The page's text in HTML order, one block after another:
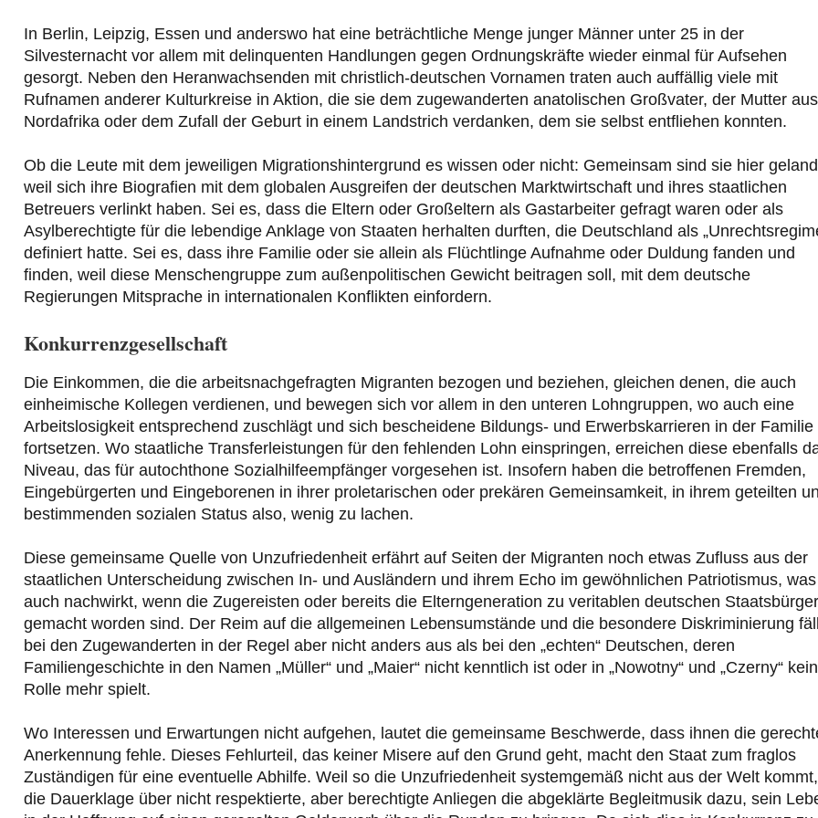
In Berlin, Leipzig, Essen und anderswo hat eine beträchtliche Menge junger Männer unter 25 in der
Silvesternacht vor allem mit delinquenten Handlungen gegen Ordnungskräfte wieder einmal für Aufsehen
gesorgt. Neben den Heranwachsenden mit christlich-deutschen Vornamen traten auch auffällig viele mit
Rufnamen anderer Kulturkreise in Aktion, die sie dem zugewanderten anatolischen Großvater, der Mutter aus
Nordafrika oder dem Zufall der Geburt in einem Landstrich verdanken, dem sie selbst entfliehen konnten.
Ob die Leute mit dem jeweiligen Migrationshintergrund es wissen oder nicht: Gemeinsam sind sie hier
weil sich ihre Biografien mit dem globalen Ausgreifen der deutschen Marktwirtschaft und ihres staatlichen
Betreuers verlinkt haben. Sei es, dass die Eltern oder Großeltern als Gastarbeiter gefragt waren oder als
Asylberechtigte für die lebendige Anklage von Staaten herhalten durften, die Deutschland als
definiert hatte. Sei es, dass ihre Familie oder sie allein als Flüchtlinge Aufnahme oder Duldung fanden und
finden, weil diese Menschengruppe zum außenpolitischen Gewicht beitragen soll, mit dem deutsche
Regierungen Mitsprache in internationalen Konflikten einfordern.
Konkurrenzgesellschaft
Die Einkommen, die die arbeitsnachgefragten Migranten bezogen und beziehen, gleichen denen, die auch
einheimische Kollegen verdienen, und bewegen sich vor allem in den unteren Lohngruppen, wo auch eine
Arbeitslosigkeit entsprechend zuschlägt und sich bescheidene Bildungs- und Erwerbskarrieren in der Familie
fortsetzen. Wo staatliche Transferleistungen für den fehlenden Lohn einspringen, erreichen diese ebenfalls
Niveau, das für autochthone Sozialhilfeempfänger vorgesehen ist. Insofern haben die betroffenen Fremden,
Eingebürgerten und Eingeborenen in ihrer proletarischen oder prekären Gemeinsamkeit, in ihrem geteilten
bestimmenden sozialen Status also, wenig zu lachen.
Diese gemeinsame Quelle von Unzufriedenheit erfährt auf Seiten der Migranten noch etwas Zufluss aus der
staatlichen Unterscheidung zwischen In- und Ausländern und ihrem Echo im gewöhnlichen Patriotismus, was
auch nachwirkt, wenn die Zugereisten oder bereits die Elterngeneration zu veritablen deutschen
gemacht worden sind. Der Reim auf die allgemeinen Lebensumstände und die besondere Diskriminierung
bei den Zugewanderten in der Regel aber nicht anders aus als bei den „echten“ Deutschen, deren
Familiengeschichte in den Namen „Müller“ und „Maier“ nicht kenntlich ist oder in „Nowotny“ und „Czerny“
Rolle mehr spielt.
Wo Interessen und Erwartungen nicht aufgehen, lautet die gemeinsame Beschwerde, dass ihnen die
Anerkennung fehle. Dieses Fehlurteil, das keiner Misere auf den Grund geht, macht den Staat zum fraglos
Zuständigen für eine eventuelle Abhilfe. Weil so die Unzufriedenheit systemgemäß nicht aus der Welt
die Dauerklage über nicht respektierte, aber berechtigte Anliegen die abgeklärte Begleitmusik dazu, sein